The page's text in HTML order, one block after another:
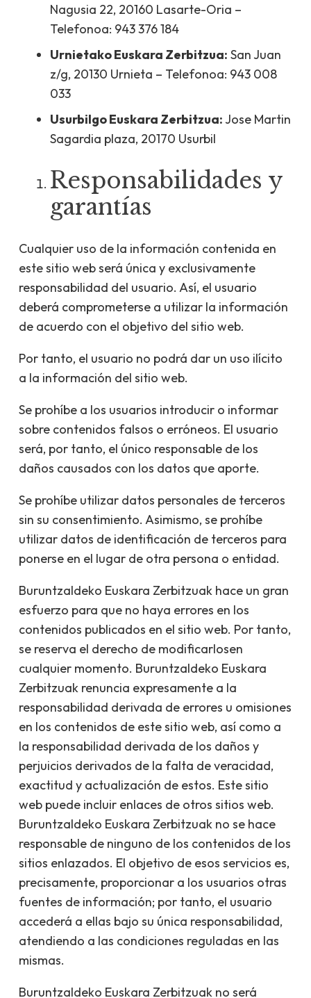
Nagusia 22, 20160 Lasarte-Oria –
Telefonoa: 943 376 184
Urnietako Euskara Zerbitzua: San Juan
z/g, 20130 Urnieta – Telefonoa: 943 008
033
Usurbilgo Euskara Zerbitzua:Jose Martin
Sagardia plaza, 20170 Usurbil
Responsabilidades y
garantías
Cualquier uso de la información contenida en
este sitio web será única y exclusivamente
responsabilidad del usuario. Así, el usuario
deberá comprometerse a utilizar la información
de acuerdo con el objetivo del sitio web.
Por tanto, el usuario no podrá dar un uso ilícito
a la información del sitio web.
Se prohíbe a los usuarios introducir o informar
sobre contenidos falsos o erróneos. El usuario
será, por tanto, el único responsable de los
daños causados con los datos que aporte.
Se prohíbe utilizar datos personales de terceros
sin su consentimiento. Asimismo, se prohíbe
utilizar datos de identificación de terceros para
ponerse en el lugar de otra persona o entidad.
Buruntzaldeko Euskara Zerbitzuak hace un gran
esfuerzo para que no haya errores en los
contenidos publicados en el sitio web. Por tanto,
se reserva el derecho de modificarlosen
cualquier momento. Buruntzaldeko Euskara
Zerbitzuak renuncia expresamente a la
responsabilidad derivada de errores u omisiones
en los contenidos de este sitio web, así como a
la responsabilidad derivada de los daños y
perjuicios derivados de la falta de veracidad,
exactitud y actualización de estos. Este sitio
web puede incluir enlaces de otros sitios web.
Buruntzaldeko Euskara Zerbitzuak no se hace
responsable de ninguno de los contenidos de los
sitios enlazados. El objetivo de esos servicios es,
precisamente, proporcionar a los usuarios otras
fuentes de información; por tanto, el usuario
accederá a ellas bajo su única responsabilidad,
atendiendo a las condiciones reguladas en las
mismas.
Buruntzaldeko Euskara Zerbitzuak no será